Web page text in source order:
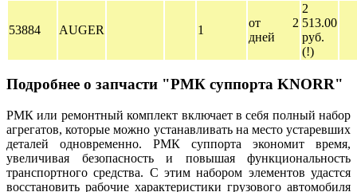
53884 AUGER 1
от 2
дней
2
513.00
руб.
(!)
Подробнее о запчасти "РМК суппорта KNORR"
РМК или ремонтный комплект включает в себя полный набор
агрегатов, которые можно устанавливать на место устаревших
деталей одновременно. РМК суппорта экономит время,
увеличивая безопасность и повышая функциональность
транспортного средства. С этим набором элементов удастся
восстановить рабочие характеристики грузового автомобиля